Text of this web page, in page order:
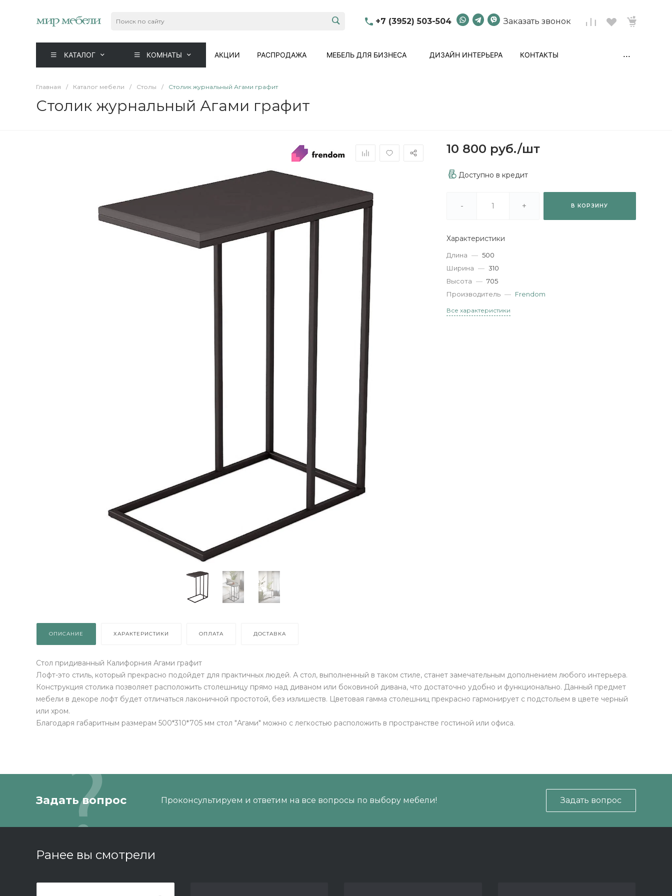
+7 (3952) 503-504 Заказать звонок
КАТАЛОГ КОМНАТЫ АКЦИИ РАСПРОДАЖА МЕБЕЛЬ ДЛЯ БИЗНЕСА ДИЗАЙН ИНТЕРЬЕРА КОНТАКТЫ ...
Главная / Каталог мебели / Столы / Столик журнальный Агами графит
Столик журнальный Агами графит
10 800 руб./шт
Доступно в кредит
- + В КОРЗИНУ
Характеристики
Длина — 500
Ширина — 310
Высота — 705
Производитель — Frendom
Все характеристики
ОПИСАНИЕ ХАРАКТЕРИСТИКИ ОПЛАТА ДОСТАВКА
Стол придиванный Калифорния Агами графит
Лофт-это стиль, который прекрасно подойдет для практичных людей. А стол, выполненный в таком стиле, станет замечательным дополнением любого интерьера.
Конструкция столика позволяет расположить столешницу прямо над диваном или боковиной дивана, что достаточно удобно и функционально. Данный предмет
мебели в декоре лофт будет отличаться лаконичной простотой, без излишеств. Цветовая гамма столешниц прекрасно гармонирует с подстольем в цвете черный
или хром.
Благодаря габаритным размерам 500*310*705 мм стол "Агами" можно с легкостью расположить в пространстве гостиной или офиса.
Задать вопрос Проконсультируем и ответим на все вопросы по выбору мебели! Задать вопрос
Ранее вы смотрели